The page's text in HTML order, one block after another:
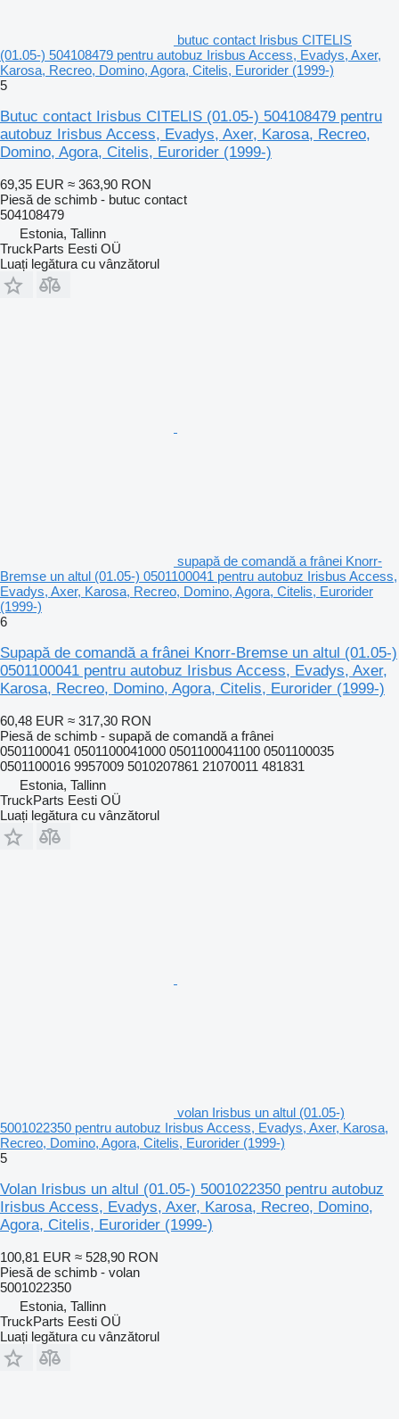
butuc contact Irisbus CITELIS
(01.05-) 504108479 pentru autobuz Irisbus Access, Evadys, Axer,
Karosa, Recreo, Domino, Agora, Citelis, Eurorider (1999-)
5
Butuc contact Irisbus CITELIS (01.05-) 504108479 pentru
autobuz Irisbus Access, Evadys, Axer, Karosa, Recreo,
Domino, Agora, Citelis, Eurorider (1999-)
69,35 EUR ≈ 363,90 RON
Piesă de schimb - butuc contact
504108479
Estonia, Tallinn
TruckParts Eesti OÜ
Luați legătura cu vânzătorul
supapă de comandă a frânei Knorr-
Bremse un altul (01.05-) 0501100041 pentru autobuz Irisbus Access,
Evadys, Axer, Karosa, Recreo, Domino, Agora, Citelis, Eurorider
(1999-)
6
Supapă de comandă a frânei Knorr-Bremse un altul (01.05-)
0501100041 pentru autobuz Irisbus Access, Evadys, Axer,
Karosa, Recreo, Domino, Agora, Citelis, Eurorider (1999-)
60,48 EUR ≈ 317,30 RON
Piesă de schimb - supapă de comandă a frânei
0501100041 0501100041000 0501100041100 0501100035
0501100016 9957009 5010207861 21070011 481831
Estonia, Tallinn
TruckParts Eesti OÜ
Luați legătura cu vânzătorul
volan Irisbus un altul (01.05-)
5001022350 pentru autobuz Irisbus Access, Evadys, Axer, Karosa,
Recreo, Domino, Agora, Citelis, Eurorider (1999-)
5
Volan Irisbus un altul (01.05-) 5001022350 pentru autobuz
Irisbus Access, Evadys, Axer, Karosa, Recreo, Domino,
Agora, Citelis, Eurorider (1999-)
100,81 EUR ≈ 528,90 RON
Piesă de schimb - volan
5001022350
Estonia, Tallinn
TruckParts Eesti OÜ
Luați legătura cu vânzătorul